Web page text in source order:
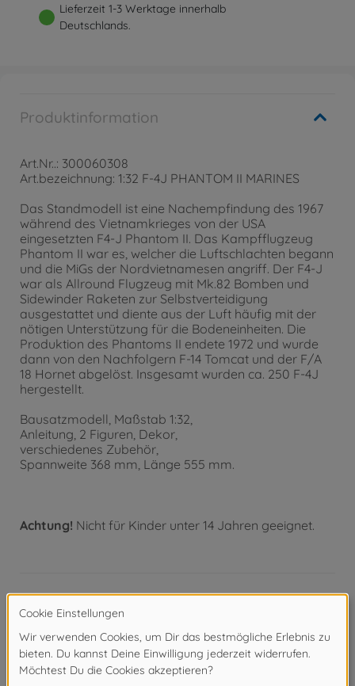
Lieferzeit 1-3 Werktage innerhalb
Deutschlands.
Produktinformation
Art.Nr..: 300060308
Art.bezeichnung: 1:32 F-4J PHANTOM II MARINES
Das Standmodell ist eine Nachempfindung des 1967
während des Vietnamkrieges von der USA
eingesetzten F4-J Phantom II. Das Kampfflugzeug
Phantom II war es, welcher die Luftschlachten begann
und die MiGs der Nordvietnamesen angriff. Der F4-J
war als Allround Flugzeug mit Mk.82 Bomben und
Sidewinder Raketen zur Selbstverteidigung
ausgestattet und diente aus der Luft häufig mit der
nötigen Unterstützung für die Bodeneinheiten. Die
Produktion des Phantoms II endete 1972 und wurde
dann von den Nachfolgern F-14 Tomcat und der F/A
18 Hornet abgelöst. Insgesamt wurden ca. 250 F-4J
hergestellt.
Bausatzmodell, Maßstab 1:32,
Anleitung, 2 Figuren, Dekor,
verschiedenes Zubehör,
Spannweite 368 mm, Länge 555 mm.
Achtung! Nicht für Kinder unter 14 Jahren geeignet.
Produktdetails
- Detaillierter Modellbausatz im Maßstab 1:32
- Der qualitativ hochwertige Bausatz von TAMIYA